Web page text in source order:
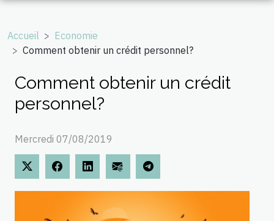
Accueil
Economie
Comment obtenir un crédit personnel?
Comment obtenir un crédit
personnel?
Mercredi 07/08/2019